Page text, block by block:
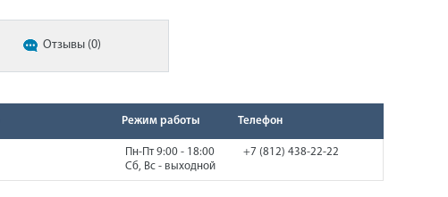
Отзывы (0)
Режим работы Телефон
Пн-Пт 9:00 - 18:00
Сб, Вс - выходной
+7 (812) 438-22-22